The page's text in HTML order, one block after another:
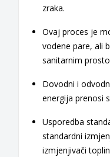
zraka.
Ovaj proces je
vodene pare, ali
sanitarnim
Dovodni i
energija prenosi
Usporedba
standardni
izmjenjivači